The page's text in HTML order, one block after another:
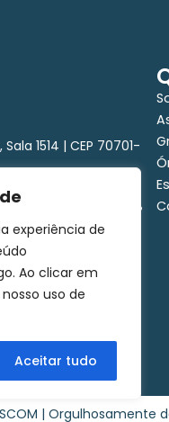
experiência de
Ao clicar em
uso de
Aceitar tudo
1514 | CEP 70701-
Torre norte - 2°
| Orgulhosamente